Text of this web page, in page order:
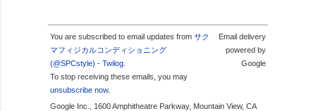
You are subscribed to email updates from サク
マフィジカルコンディショニング
(@SPCstyle) - Twilog
To stop receiving these emails, you may
unsubscribe now.
Email delivery
powered by
Google
Google Inc., 1600 Amphitheatre Parkway, Mountain View, CA